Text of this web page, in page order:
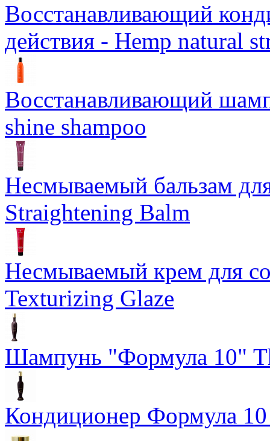
Восстанавливающий
действия - Hemp natural
Восстанавливающий
shine shampoo
Несмываемый бальзам
Straightening Balm
Несмываемый крем для
Texturizing Glaze
Шампунь "Формула 10"
Кондиционер Формула